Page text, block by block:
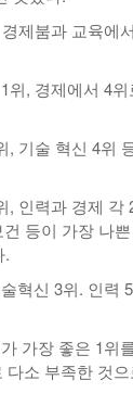
제붐과 교육에
위, 경제에서 4
, 기술 혁신 4위
, 인력과 경제 각
등이 가장 나
.
혁신 3위. 인력
가장 좋은 1위
다소 부족한 것